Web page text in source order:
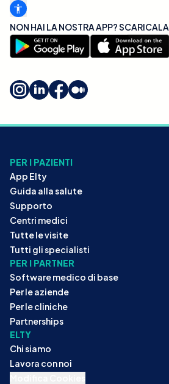
NON HAI LA NOSTRA APP? SCARICALA
PER I PAZIENTI
App Elty
Guida alla salute
Supporto
Centri medici
Tutte le visite
Tutti gli specialisti
PER I PARTNER
Software medico di base
Per le aziende
Per le cliniche
Partnerships
ELTY
Chi siamo
Lavora con noi